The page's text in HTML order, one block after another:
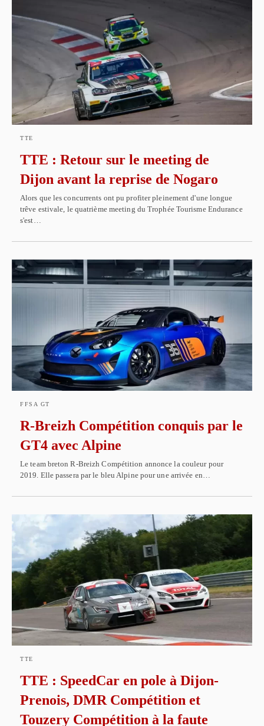
TTE
TTE : Retour sur le meeting de
Dijon avant la reprise de Nogaro
Alors que les concurrents ont pu profiter pleinement d'une longue
trêve estivale, le quatrième meeting du Trophée Tourisme Endurance
s'est…
FFSA GT
R-Breizh Compétition conquis par le
GT4 avec Alpine
Le team breton R-Breizh Compétition annonce la couleur pour
2019. Elle passera par le bleu Alpine pour une arrivée en…
TTE
TTE : SpeedCar en pole à Dijon-
Prenois, DMR Compétition et
Touzery Compétition à la faute